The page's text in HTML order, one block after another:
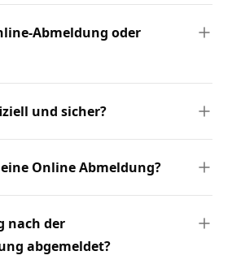
Abmeldung oder
und sicher?
Online Abmeldung?
nach der
abgemeldet?